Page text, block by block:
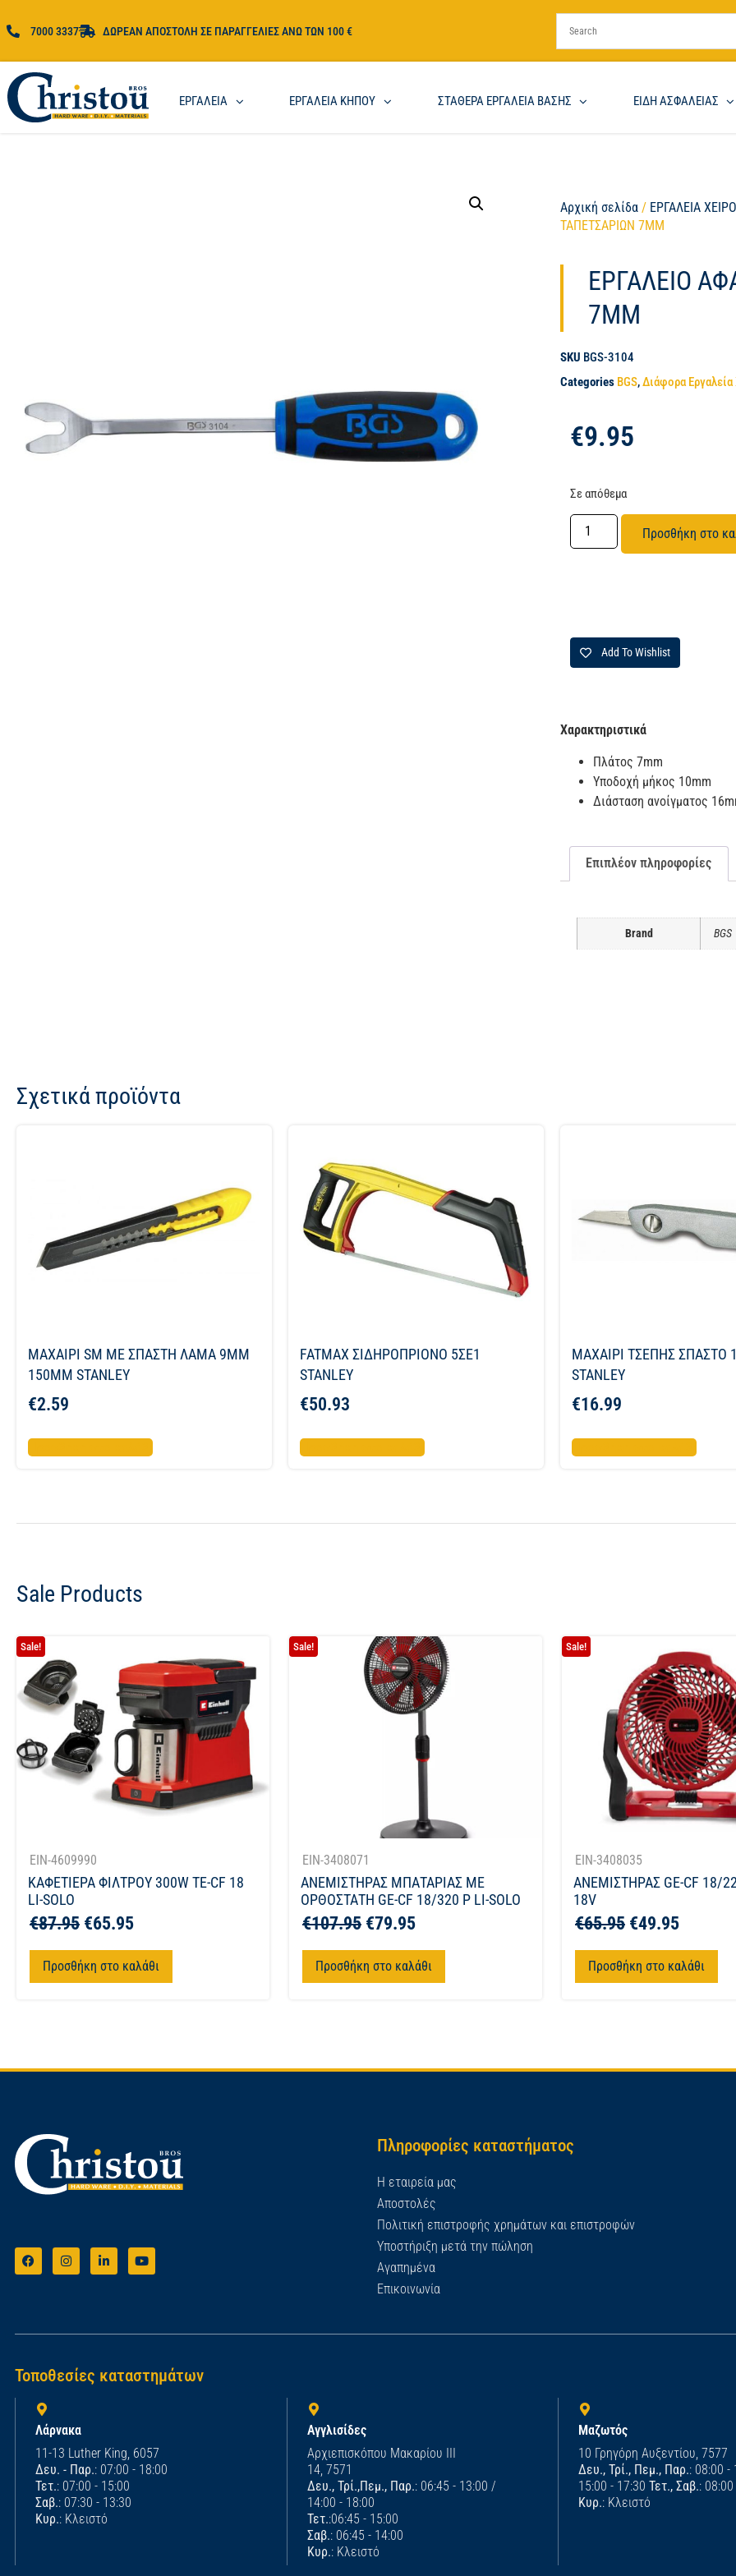
7000 3337 ΔΩΡΕΑΝ ΑΠΟΣΤΟΛΗ ΣΕ ΠΑΡΑΓΓΕΛΙΕΣ ΑΝΩ ΤΩΝ 100 €
ΕΡΓΑΛΕΙΑ ΕΡΓΑΛΕΙΑ ΚΗΠΟΥ ΣΤΑΘΕΡΑ ΕΡΓΑΛΕΙΑ ΒΑΣΗΣ ΕΙΔΗ ΑΣΦΑΛΕΙΑΣ
Αρχική σελίδα / ΕΡΓΑΛΕΙΑ
ΤΑΠΕΤΣΑΡΙΩΝ 7MM
ΕΡΓΑΛΕΙΟ
7MM
SKU BGS-3104
Categories BGS,Διάφορα Εργαλεία
€9.95
Σε απόθεμα
Προσθήκη στο
Add To Wishlist
Χαρακτηριστικά
Πλάτος 7mm
Υποδοχή μήκος 10mm
Διάσταση ανοίγματος
Επιπλέον πληροφορίες
Brand BGS
Σχετικά προϊόντα
ΜΑΧΑΙΡΙ SM ΜΕ ΣΠΑΣΤΗ ΛΑΜΑ 9ΜΜ
150ΜΜ STANLEY
€2.59
FATMAX ΣΙΔΗΡΟΠΡΙΟΝΟ 5ΣΕ1
STANLEY
€50.93
ΜΑΧΑΙΡΙ ΤΣΕΠΗΣ ΣΠΑΣΤΟ
STANLEY
€16.99
Sale Products
Sale!
EIN-4609990
ΚΑΦΕΤΙΕΡΑ ΦΙΛΤΡΟΥ 300W TE-CF 18
LI-SOLO
€87.95 €65.95
Προσθήκη στο καλάθι
Sale!
EIN-3408071
ΑΝΕΜΙΣΤΗΡΑΣ ΜΠΑΤΑΡΙΑΣ ΜΕ
ΟΡΘΟΣΤΑΤΗ GE-CF 18/320 P LI-SOLO
€107.95 €79.95
Προσθήκη στο καλάθι
Sale!
EIN-3408035
ΑΝΕΜΙΣΤΗΡΑΣ GE-CF 18/
18V
€65.95 €49.95
Προσθήκη στο καλάθι
Πληροφορίες καταστήματος
Η εταιρεία μας
Αποστολές
Πολιτική επιστροφής χρημάτων και επιστροφών
Υποστήριξη μετά την πώληση
Αγαπημένα
Επικοινωνία
Τοποθεσίες καταστημάτων
Λάρνακα
11-13 Luther King, 6057
Δευ. - Παρ.: 07:00 - 18:00
Τετ.: 07:00 - 15:00
Σαβ.: 07:30 - 13:30
Κυρ.: Κλειστό
Αγγλισίδες
Αρχιεπισκόπου Μακαρίου ΙΙΙ
14, 7571
Δευ., Τρί.,Πεμ., Παρ.: 06:45 - 13:00 /
14:00 - 18:00
Τετ.:06:45 - 15:00
Σαβ.: 06:45 - 14:00
Κυρ.: Κλειστό
Μαζωτός
10 Γρηγόρη Αυξεντίου, 7577
Δευ., Τρί., Πεμ., Παρ.: 08:00 -
15:00 - 17:30 Τετ., Σαβ.:
Κυρ.: Κλειστό